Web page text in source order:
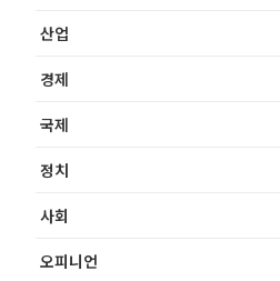
산업
경제
국제
정치
사회
오피니언